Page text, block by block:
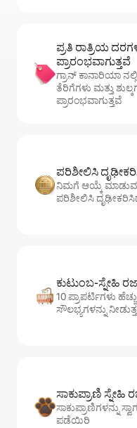
ಪ್ರತಿ ರಾತ್ರಿಯ
ಪ್ರಾರಂಭವಾಗುತ್ತವೆ
ಗ್ರಾನ್ ಕಾನಾರಿಯಾ
ತೆರಿಗೆಗಳು ಮತ್ತು
ಪ್ರಾರಂಭವಾಗುತ್ತವೆ
ಪರಿಶೀಲಿಸಿ
ನಿಮಗೆ ಆಯ್ಕೆ
ಪರಿಶೀಲಿಸಿ
ಕುಟುಂಬ-ಸ್ನೇಹಿ
10 ಪ್ರಾಪರ್ಟಿಗಳು
ಸೌಲಭ್ಯಗಳನ್ನು
ಸಾಕುಪ್ರಾಣಿ
ಸಾಕುಪ್ರಾಣಿಗಳನ್ನು
ಪಡೆಯಿರಿ